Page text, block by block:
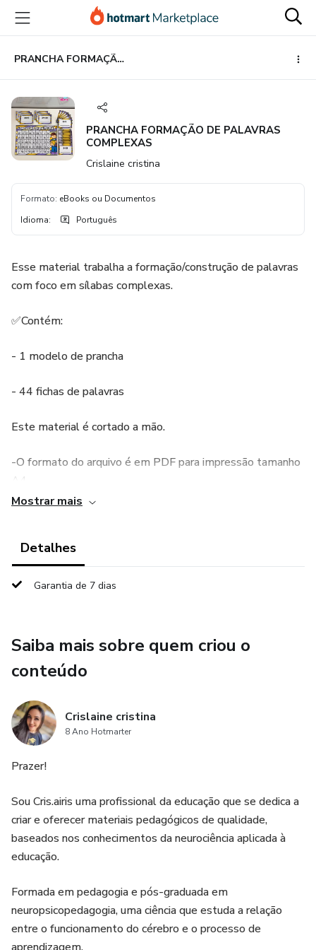
para
conteúdo
principal
para
pagamento
para
rodapé
PRANCHA FORMAÇÃO DE PALAVRAS COMPLEXAS
PRANCHA FORMAÇÃO DE PALAVRAS
COMPLEXAS
Crislaine cristina
Formato: eBooks ou Documentos
Idioma: Português
Esse material trabalha a formação/construção de palavras
com foco em sílabas complexas.
✅Contém:
- 1 modelo de prancha
- 44 fichas de palavras
Este material é cortado a mão.
-O formato do arquivo é em PDF para impressão tamanho
A4.
Mostrar mais
Detalhes
Garantia de 7 dias
Saiba mais sobre quem criou o
conteúdo
Crislaine cristina
8 Ano Hotmarter
Prazer!
Sou Cris.airis uma profissional da educação que se dedica a
criar e oferecer materiais pedagógicos de qualidade,
baseados nos conhecimentos da neurociência aplicada à
educação.
Formada em pedagogia e pós-graduada em
neuropsicopedagogia, uma ciência que estuda a relação
entre o funcionamento do cérebro e o processo de